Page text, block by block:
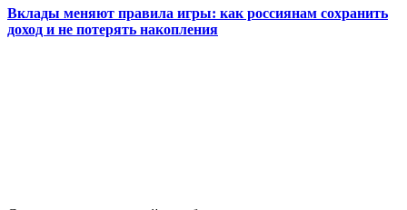
Вклады меняют правила игры: как россиянам сохранить
доход и не потерять накопления